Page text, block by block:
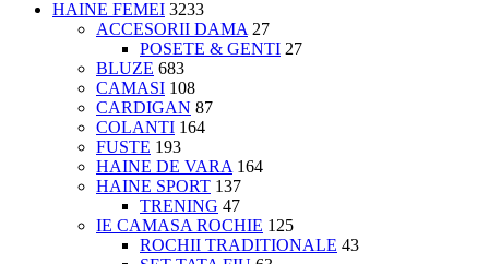
HAINE FEMEI 3233
ACCESORII DAMA 27
POSETE & GENTI 27
BLUZE 683
CAMASI 108
CARDIGAN 87
COLANTI 164
FUSTE 193
HAINE DE VARA 164
HAINE SPORT 137
TRENING 47
IE CAMASA ROCHIE 125
ROCHII TRADITIONALE 43